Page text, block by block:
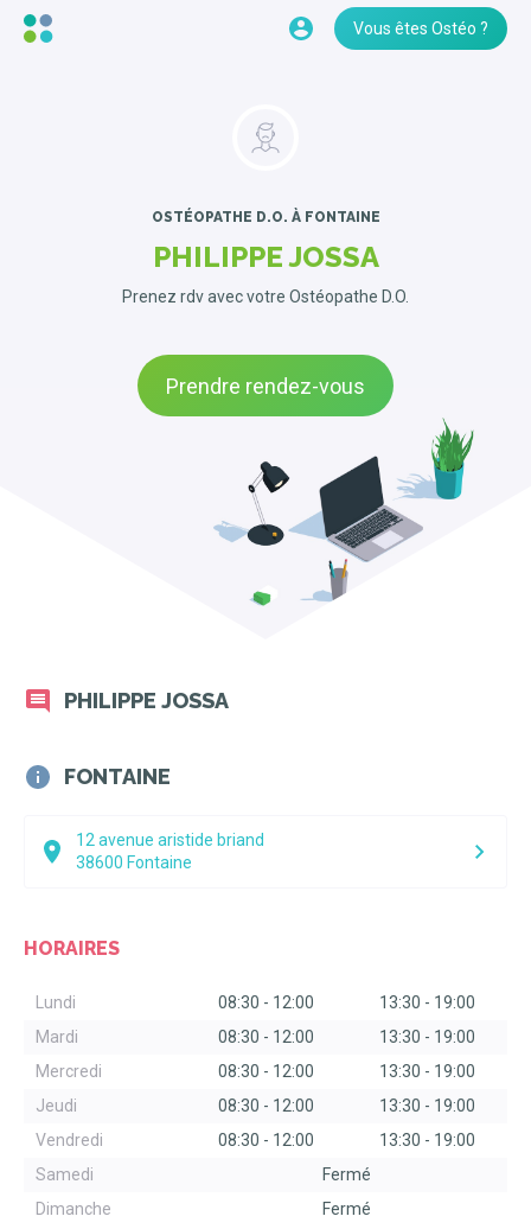
Vous êtes Ostéo ?
OSTÉOPATHE D.O. À FONTAINE
PHILIPPE JOSSA
Prenez rdv avec votre Ostéopathe D.O.
Prendre rendez-vous
PHILIPPE JOSSA
FONTAINE
12 avenue aristide briand
38600 Fontaine
HORAIRES
Lundi 08:30 - 12:00 13:30 - 19:00
Mardi
08:30 - 12:00 13:30 - 19:00
Mercredi
08:30 - 12:00 13:30 - 19:00
Jeudi
08:30 - 12:00 13:30 - 19:00
Vendredi
08:30 - 12:00 13:30 - 19:00
Samedi
Fermé
Dimanche
Fermé